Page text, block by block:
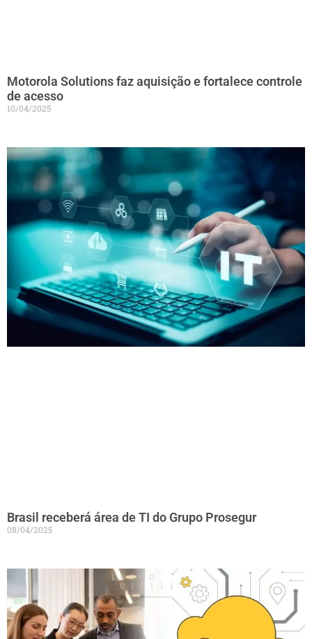
Motorola Solutions faz aquisição e fortalece controle
de acesso
10/04/2025
Brasil receberá área de TI do Grupo Prosegur
08/04/2025